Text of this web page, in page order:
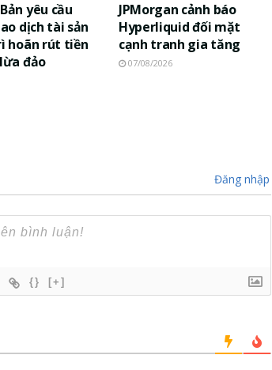
yêu cầu
dịch tài sản
hoãn rút tiền
đảo
JPMorgan cảnh báo
Hyperliquid đối mặt
cạnh tranh gia tăng
07/08/2026
Đăng nhập
{} [+]